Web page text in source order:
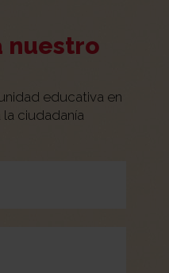
nuestro
educativa en
ciudadanía